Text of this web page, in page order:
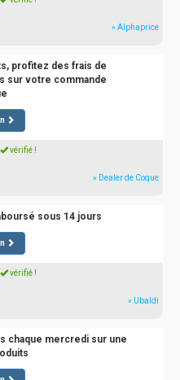
» Alphaprice
profitez des frais de
sur votre commande
vérifié !
» Dealer de Coque
sous 14 jours
vérifié !
» Ubaldi
chaque mercredi sur une